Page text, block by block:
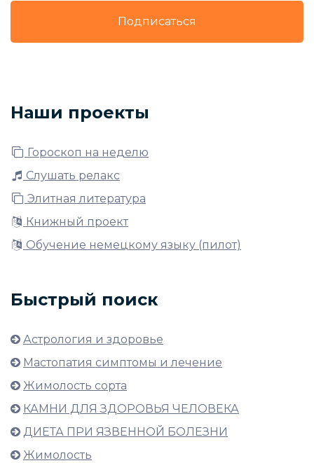
Подписаться
Наши проекты
Гороскоп на неделю
Слушать релакс
Элитная литература
Книжный проект
Обучение немецкому языку (пилот)
Быстрый поиск
Астрология и здоровье
Мастопатия симптомы и лечение
Жимолость сорта
КАМНИ ДЛЯ ЗДОРОВЬЯ ЧЕЛОВЕКА
ДИЕТА ПРИ ЯЗВЕННОЙ БОЛЕЗНИ
Жимолость